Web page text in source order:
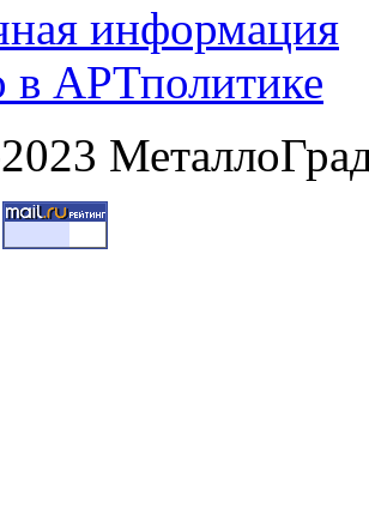
информация
в АРТполитике